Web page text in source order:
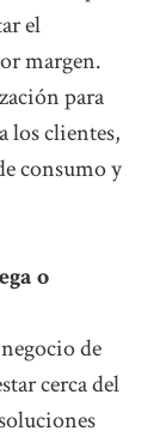
el
margen.
para
los clientes,
consumo y
o
de
cerca del